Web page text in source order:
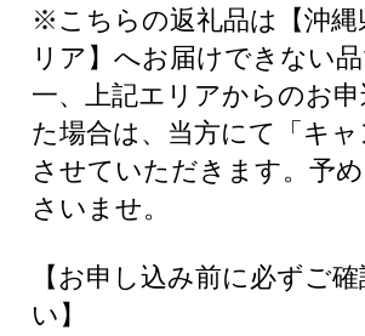
※こちらの返礼品は【沖縄
リア】へお届けできない
一、上記エリアからのお
た場合は、当方にて「キ
させていただきます。予
さいませ。
【お申し込み前に必ずご
い】